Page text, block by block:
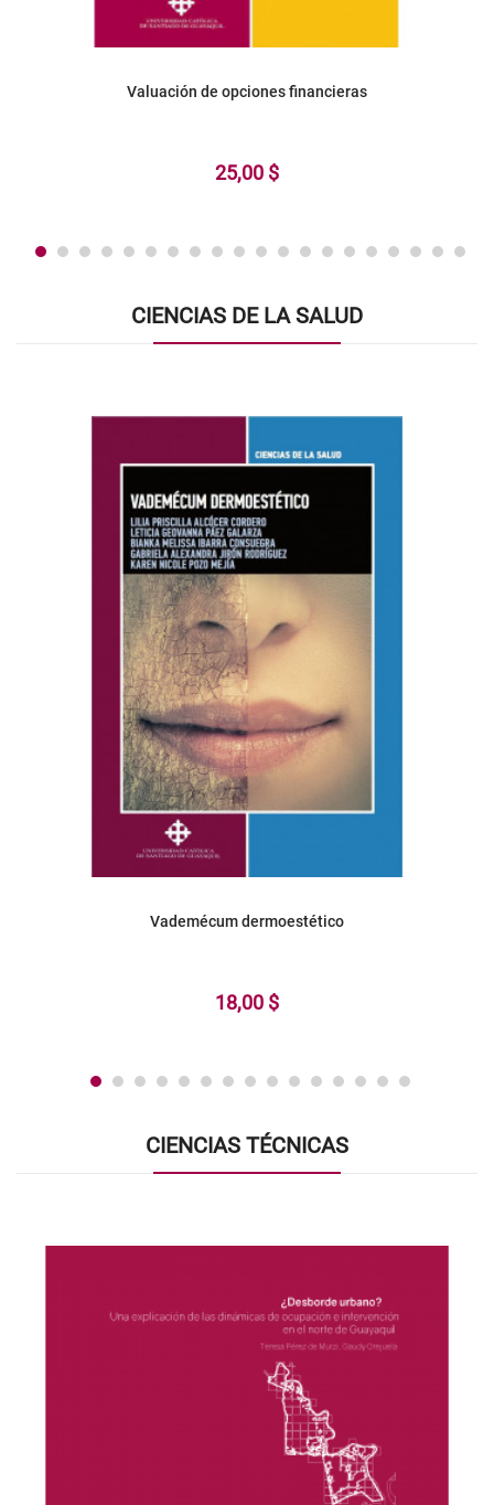
Valuación de opciones financieras
25,00 $
CIENCIAS DE LA SALUD
Vademécum dermoestético
18,00 $
CIENCIAS TÉCNICAS